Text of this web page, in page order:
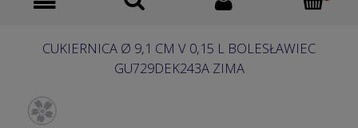
CUKIERNICA Ø 9,1 CM V 0,15 L BOLESŁAWIEC
GU729DEK243A ZIMA